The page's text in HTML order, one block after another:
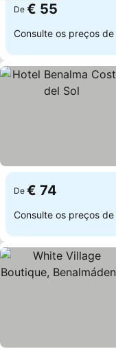
De € 55
Consulte os preços de
De € 74
Consulte os preços de